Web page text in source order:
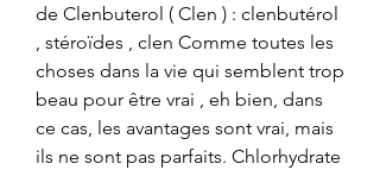
de Clenbuterol ( Clen ) : clenbutérol
, stéroïdes , clen Comme toutes les
choses dans la vie qui semblent trop
beau pour être vrai , eh bien, dans
ce cas, les avantages sont vrai, mais
ils ne sont pas parfaits. Chlorhydrate